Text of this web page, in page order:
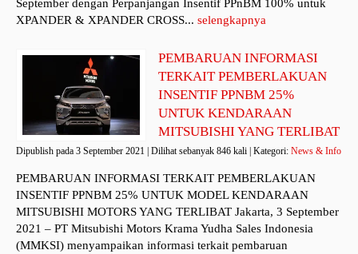
September dengan Perpanjangan Insentif PPnBM 100% untuk
XPANDER & XPANDER CROSS... selengkapnya
PEMBARUAN INFORMASI
TERKAIT PEMBERLAKUAN
INSENTIF PPNBM 25%
UNTUK KENDARAAN
MITSUBISHI YANG TERLIBAT
Dipublish pada 3 September 2021 | Dilihat sebanyak 846 kali | Kategori: News & Info
PEMBARUAN INFORMASI TERKAIT PEMBERLAKUAN
INSENTIF PPNBM 25% UNTUK MODEL KENDARAAN
MITSUBISHI MOTORS YANG TERLIBAT Jakarta, 3 September
2021 – PT Mitsubishi Motors Krama Yudha Sales Indonesia
(MMKSI) menyampaikan informasi terkait pembaruan